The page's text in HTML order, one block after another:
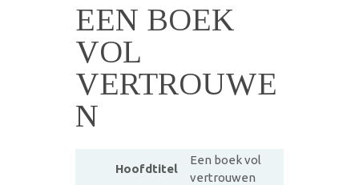
EEN BOEK
VOL
VERTROUWE
N
Hoofdtitel
Een boek vol
vertrouwen